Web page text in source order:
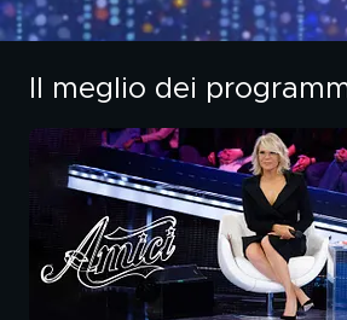
Il meglio dei